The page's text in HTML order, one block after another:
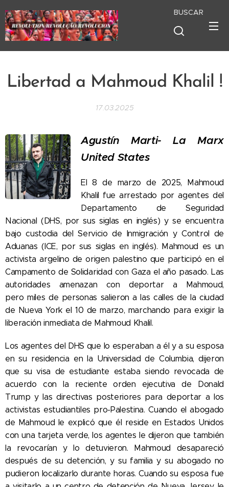
BUSCAR
Libertad a Mahmoud Khalil !
17.03.2025
Agustín Marti- La Marx
United States
El 8 de marzo de 2025, Mahmoud
Khalil fue arrestado por agentes del
Departamento de Seguridad
Nacional (DHS, por sus siglas en inglés) y se encuentra
bajo custodia del Servicio de Inmigración y Control de
Aduanas (ICE, por sus siglas en inglés). Mahmoud es un
activista argelino de origen palestino que participó en el
Campamento de Solidaridad con Gaza el año pasado. Las
autoridades amenazan con deportar a Mahmoud,
peromiles de personas salieron a las calles de la ciudad
de Nueva York el 10 de marzo, marchando para exigir la
liberación inmediata de Mahmoud Khalil.
Los agentes del DHS que lo esperaban a él y a su esposa
en su residencia en la Universidad de Columbia, dijeron
que su visa de estudiante estaba siendo revocada de
acuerdo con la reciente orden ejecutiva de Donald
Trump y las directivas posteriores para deportar a los
activistas estudiantiles pro-Palestina. Cuando el abogado
de Mahmoud le explicó que él reside en Estados Unidos
con una tarjeta verde, los agentes le dijeron que también
la revocarían y lo detuvieron. Mahmoud desapareció
después de su detención, y su familia y su abogado no
pudieron localizarlo durante horas. Cuando su esposa fue